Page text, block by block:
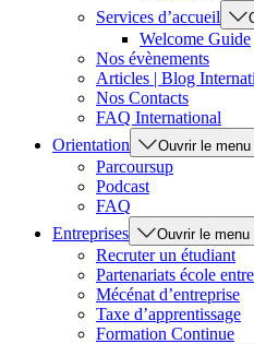
Services d’accueil
Welcome Guide
Nos évènements
Articles | Blog
Nos Contacts
FAQ International
Orientation
Ouvrir le menu
Parcoursup
Podcast
FAQ
Entreprises
Ouvrir le menu
Recruter un étudiant
Partenariats école
Mécénat d’entreprise
Taxe d’apprentissage
Formation Continue